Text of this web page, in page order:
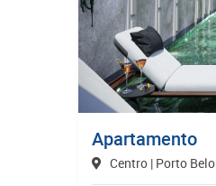
Apartamento
Centro | Porto Belo